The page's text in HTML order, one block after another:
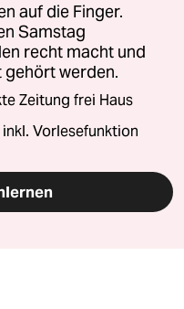
auf die Finger.
Samstag
recht macht und
gehört werden.
Zeitung frei Haus
Vorlesefunktion